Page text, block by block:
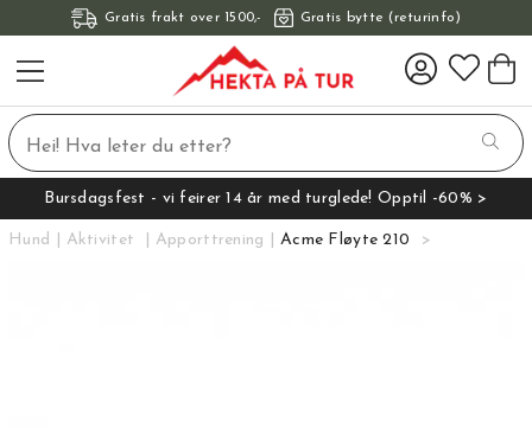
Gratis frakt over 1500,- Gratis bytte (returinfo)
Bursdagsfest - vi feirer 14 år med turglede! Opptil -60% >
Hund Aktivitet Apporttrening Acme Fløyte 210